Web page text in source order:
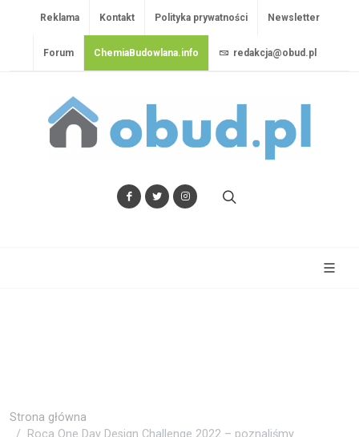
Reklama Kontakt Polityka prywatności Newsletter
Forum ChemiaBudowlana.info redakcja@obud.pl
Strona główna
Roca One Day Design Challenge 2022 – poznaliśmy